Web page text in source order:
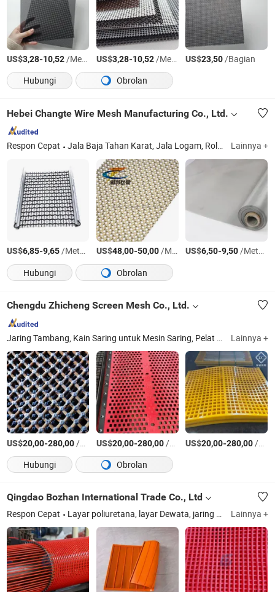
US$3,28-10,52/Meter persegi US$3,28-10,52/Meter persegi US$23,50/Bagian
Hubungi
Obrolan
Hebei Changte Wire Mesh Manufacturing Co., Ltd.
Respon Cepat Jala Baja Tahan Karat, Jala Logam, Rol Baja, Grating Baja, Jala Kawat Kerut, Lembaran Logam Perforasi, Layar Filter, Jala Tali, Jala Kawat Tahan Karat, Jala Kawat Anyaman Lainnya +
US$6,85-9,65/Meter persegi US$48,00-50,00/Meter persegi US$6,50-9,50/Meter persegi
Hubungi
Obrolan
Chengdu Zhicheng Screen Mesh Co., Ltd.
Lainnya +
US$20,00-280,00/Meter persegi US$20,00-280,00/Meter persegi US$20,00-280,00/Meter persegi
Hubungi
Obrolan
Qingdao Bozhan International Trade Co., Ltd
Respon Cepat Layar poliuretana, layar Dewata, jaring anyaman Baja Mangan, layar yang dilas, jaring Kabel Baja model alas, jaring layar Karet, Kain casting, layar bergetar, Ring spiral pasir Lainnya +